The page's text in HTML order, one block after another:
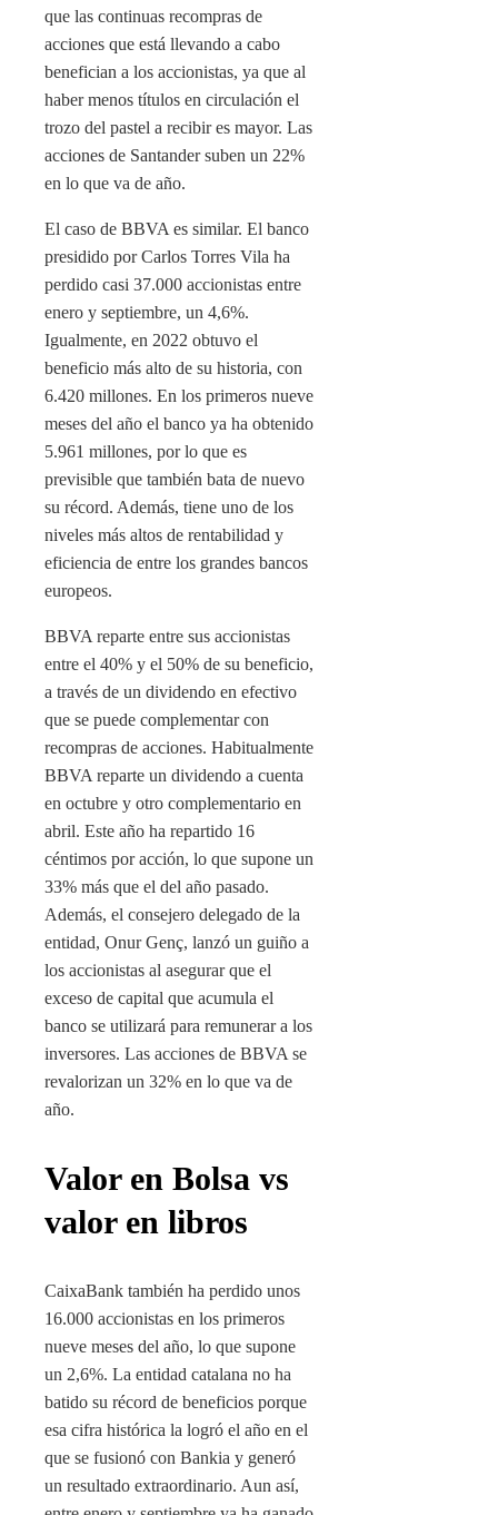
que las continuas recompras de
acciones que está llevando a cabo
benefician a los accionistas, ya que al
haber menos títulos en circulación el
trozo del pastel a recibir es mayor. Las
acciones de Santander suben un 22%
en lo que va de año.
El caso de BBVA es similar. El banco
presidido por Carlos Torres Vila ha
perdido casi 37.000 accionistas entre
enero y septiembre, un 4,6%.
Igualmente, en 2022 obtuvo el
beneficio más alto de su historia, con
6.420 millones. En los primeros nueve
meses del año el banco ya ha obtenido
5.961 millones, por lo que es
previsible que también bata de nuevo
su récord. Además, tiene uno de los
niveles más altos de rentabilidad y
eficiencia de entre los grandes bancos
europeos.
BBVA reparte entre sus accionistas
entre el 40% y el 50% de su beneficio,
a través de un dividendo en efectivo
que se puede complementar con
recompras de acciones. Habitualmente
BBVA reparte un dividendo a cuenta
en octubre y otro complementario en
abril. Este año ha repartido 16
céntimos por acción, lo que supone un
33% más que el del año pasado.
Además, el consejero delegado de la
entidad, Onur Genç, lanzó un guiño a
los accionistas al asegurar que el
exceso de capital que acumula el
banco se utilizará para remunerar a los
inversores. Las acciones de BBVA se
revalorizan un 32% en lo que va de
año.
Valor en Bolsa vs
valor en libros
CaixaBank también ha perdido unos
16.000 accionistas en los primeros
nueve meses del año, lo que supone
un 2,6%. La entidad catalana no ha
batido su récord de beneficios porque
esa cifra histórica la logró el año en el
que se fusionó con Bankia y generó
un resultado extraordinario. Aun así,